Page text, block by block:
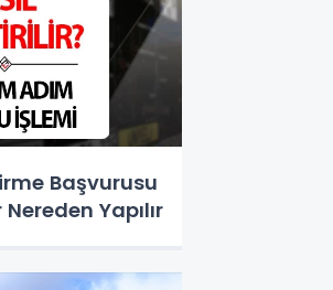
Başvurusu
Nereden Yapılır